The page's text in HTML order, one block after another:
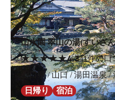
山水園 翠山の湯(すいざ
★★★★★4.341件の口
山口県 / 山口 / 湯田温泉
日帰り
宿泊